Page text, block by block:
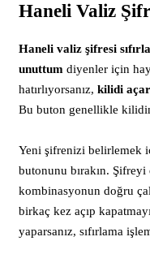
Haneli Valiz
Haneli valiz şifresi
unuttum diyenler için
hatırlıyorsanız, kilidi
Bu buton genellikle
Yeni şifrenizi belirlemek
butonunu bırakın.
kombinasyonun doğru
birkaç kez açıp
yaparsanız, sıfırlama